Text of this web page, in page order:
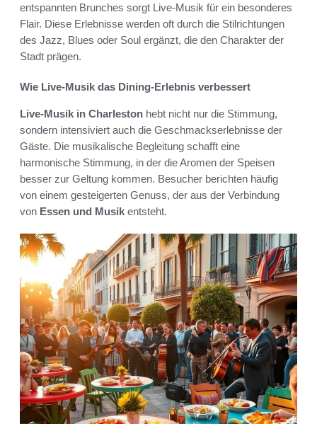
entspannten Brunches sorgt Live-Musik für ein besonderes
Flair. Diese Erlebnisse werden oft durch die Stilrichtungen
des Jazz, Blues oder Soul ergänzt, die den Charakter der
Stadt prägen.
Wie Live-Musik das Dining-Erlebnis verbessert
Live-Musik in Charleston hebt nicht nur die Stimmung,
sondern intensiviert auch die Geschmackserlebnisse der
Gäste. Die musikalische Begleitung schafft eine
harmonische Stimmung, in der die Aromen der Speisen
besser zur Geltung kommen. Besucher berichten häufig
von einem gesteigerten Genuss, der aus der Verbindung
von Essen und Musik entsteht.